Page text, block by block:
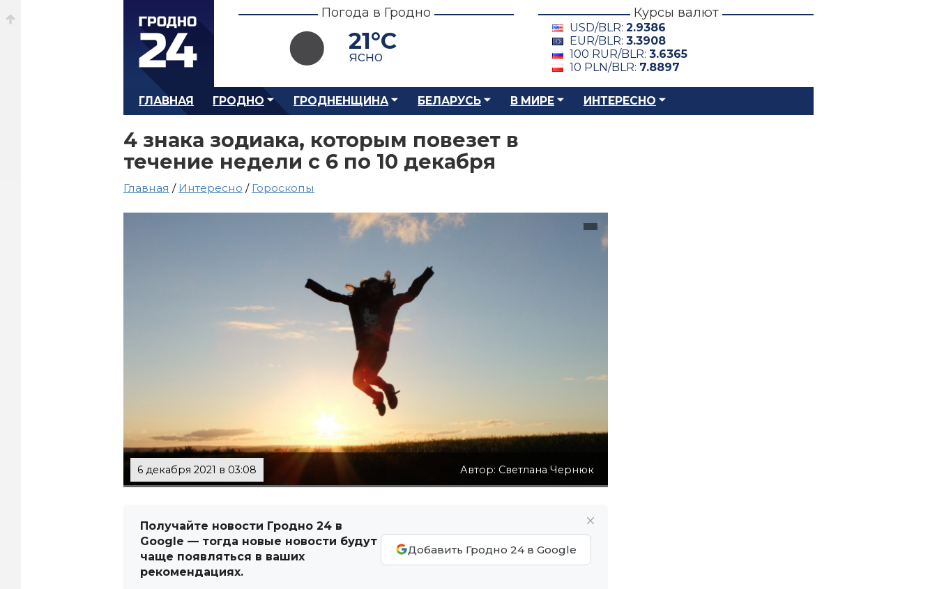
Погода в Гродно
21°C
ясно
Курсы валют
USD/BLR: 2.9386
EUR/BLR: 3.3908
100 RUR/BLR: 3.6365
10 PLN/BLR: 7.8897
ГЛАВНАЯ ГРОДНО ГРОДНЕНЩИНА БЕЛАРУСЬ В МИРЕ ИНТЕРЕСНО
4 знака зодиака, которым повезет в
течение недели с 6 по 10 декабря
Главная / Интересно / Гороскопы
6 декабря 2021 в 03:08 Автор: Светлана Чернюк
Получайте новости Гродно 24 в
Google — тогда новые новости будут
чаще появляться в ваших
рекомендациях.
Добавить Гродно 24 в Google